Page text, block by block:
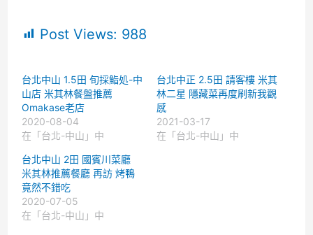
Post Views: 988
台北中山 1.5田 旬採鮨処-中
山店 米其林餐盤推薦
Omakase老店
2020-08-04
在「台北-中山」中
台北中正 2.5田 請客樓 米其
林二星 隱藏菜再度刷新我觀
感
2021-03-17
在「台北-中山」中
台北中山 2田 國賓川菜廳
米其林推薦餐廳 再訪 烤鴨
竟然不錯吃
2020-07-05
在「台北-中山」中